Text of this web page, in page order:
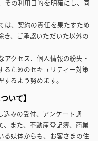
その利用目的を明確にし、同
は、契約の責任を果たすため
き、ご承認いただいた以外の
クセス、個人情報の紛失・
ためのセキュリティー対策
るよう努めます。
いて】
みの受付、アンケート調
また、不動産登記簿、商業
る媒体からも、お客さまの住